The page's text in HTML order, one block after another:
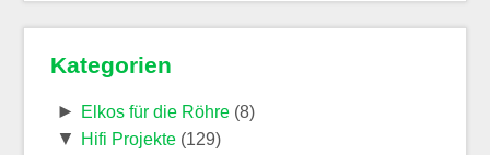
Kategorien
► Elkos für die Röhre(8)
▼ Hifi Projekte(129)